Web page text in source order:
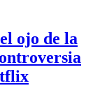
ojo de la